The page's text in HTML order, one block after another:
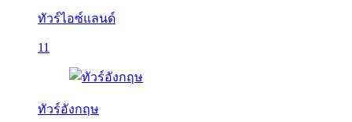
ทัวร์ไอซ์แลนด์
11
ทัวร์อังกฤษ